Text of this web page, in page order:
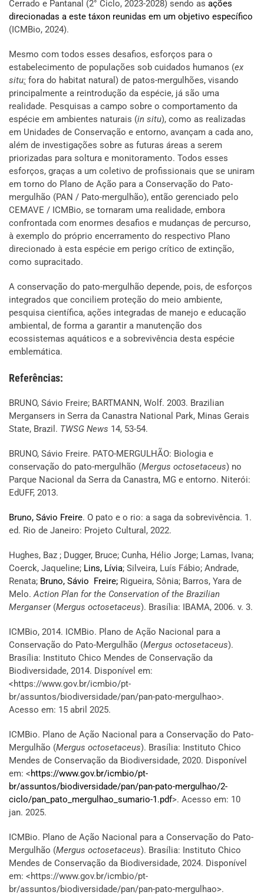
Cerrado e Pantanal (2° Ciclo, 2023-2028) sendo as ações
direcionadas a este táxon reunidas em um objetivo específico
(ICMBio, 2024).
Mesmo com todos esses desafios, esforços para o
estabelecimento de populações sob cuidados humanos (ex
situ: fora do habitat natural) de patos-mergulhões, visando
principalmente a reintrodução da espécie, já são uma
realidade. Pesquisas a campo sobre o comportamento da
espécie em ambientes naturais (in situ), como as realizadas
em Unidades de Conservação e entorno, avançam a cada ano,
além de investigações sobre as futuras áreas a serem
priorizadas para soltura e monitoramento. Todos esses
esforços, graças a um coletivo de profissionais que se uniram
em torno do Plano de Ação para a Conservação do Pato-
mergulhão (PAN / Pato-mergulhão), então gerenciado pelo
CEMAVE / ICMBio, se tornaram uma realidade, embora
confrontada com enormes desafios e mudanças de percurso,
à exemplo do próprio encerramento do respectivo Plano
direcionado à esta espécie em perigo crítico de extinção,
como supracitado.
A conservação do pato-mergulhão depende, pois, de esforços
integrados que conciliem proteção do meio ambiente,
pesquisa científica, ações integradas de manejo e educação
ambiental, de forma a garantir a manutenção dos
ecossistemas aquáticos e a sobrevivência desta espécie
emblemática.
Referências:
BRUNO, Sávio Freire; BARTMANN, Wolf. 2003. Brazilian
Mergansers in Serra da Canastra National Park, Minas Gerais
State, Brazil. TWSG News 14, 53-54.
BRUNO, Sávio Freire. PATO-MERGULHÃO: Biologia e
conservação do pato-mergulhão (Mergus octosetaceus) no
Parque Nacional da Serra da Canastra, MG e entorno. Niterói:
EdUFF, 2013.
Bruno, Sávio Freire. O pato e o rio: a saga da sobrevivência. 1.
ed. Rio de Janeiro: Projeto Cultural, 2022.
Hughes, Baz ; Dugger, Bruce; Cunha, Hélio Jorge; Lamas, Ivana;
Coerck, Jaqueline; Lins, Lívia; Silveira, Luís Fábio; Andrade,
Renata; Bruno, Sávio Freire; Rigueira, Sônia; Barros, Yara de
Melo. Action Plan for the Conservation of the Brazilian
Merganser (Mergus octosetaceus). Brasília: IBAMA, 2006. v. 3.
ICMBio, 2014. ICMBio. Plano de Ação Nacional para a
Conservação do Pato-Mergulhão (Mergus octosetaceus).
Brasília: Instituto Chico Mendes de Conservação da
Biodiversidade, 2014. Disponível em:
<https://www.gov.br/icmbio/pt-
br/assuntos/biodiversidade/pan/pan-pato-mergulhao>.
Acesso em: 15 abril 2025.
ICMBio. Plano de Ação Nacional para a Conservação do Pato-
Mergulhão (Mergus octosetaceus). Brasília: Instituto Chico
Mendes de Conservação da Biodiversidade, 2020. Disponível
em: <https://www.gov.br/icmbio/pt-
br/assuntos/biodiversidade/pan/pan-pato-mergulhao/2-
ciclo/pan_pato_mergulhao_sumario-1.pdf>. Acesso em: 10
jan. 2025.
ICMBio. Plano de Ação Nacional para a Conservação do Pato-
Mergulhão (Mergus octosetaceus). Brasília: Instituto Chico
Mendes de Conservação da Biodiversidade, 2024. Disponível
em: <https://www.gov.br/icmbio/pt-
br/assuntos/biodiversidade/pan/pan-pato-mergulhao>.